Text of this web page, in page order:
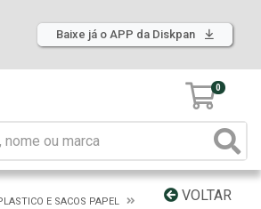
Baixe já o APP da Diskpan
0
VOLTAR
E SACOS PAPEL